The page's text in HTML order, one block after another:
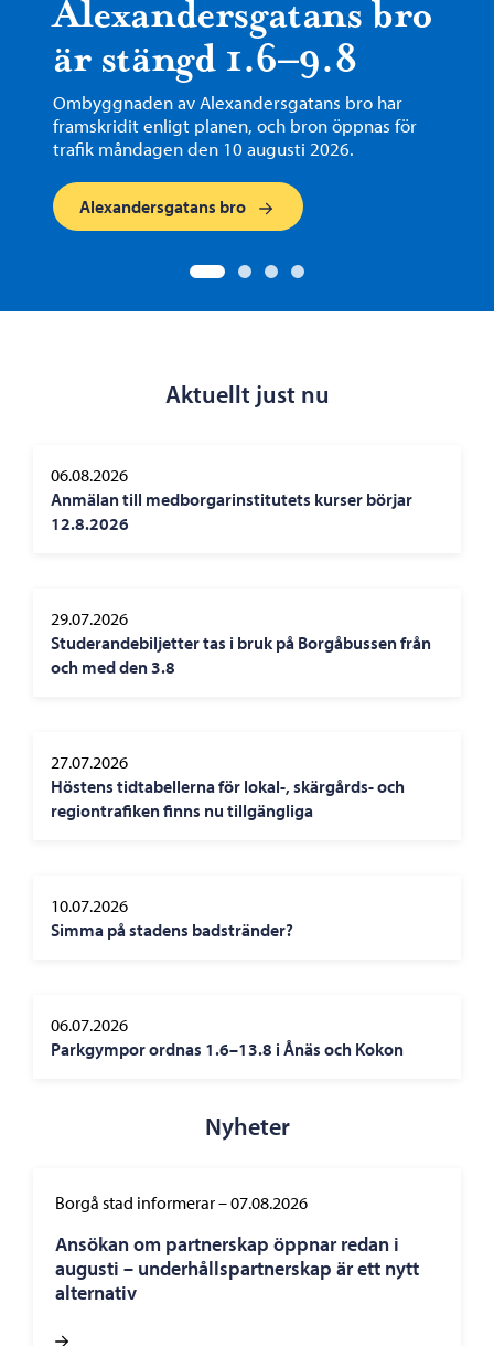
Alexandersgatans bro
är stängd 1.6–9.8
Ombyggnaden av Alexandersgatans bro har
framskridit enligt planen, och bron öppnas för
trafik måndagen den 10 augusti 2026.
Alexandersgatans bro
Gå till bild 1Gå till bild 2
Gå till bild 3
Gå till bild 4
Aktuellt just nu
06.08.2026
Anmälan till medborgarinstitutets kurser börjar
12.8.2026
29.07.2026
Studerandebiljetter tas i bruk på Borgåbussen från
och med den 3.8
27.07.2026
Höstens tidtabellerna för lokal-, skärgårds- och
regiontrafiken finns nu tillgängliga
10.07.2026
Simma på stadens badstränder?
06.07.2026
Parkgympor ordnas 1.6–13.8 i Ånäs och Kokon
Nyheter
Borgå stad informerar–07.08.2026
Ansökan om partnerskap öppnar redan i
augusti – underhållspartnerskap är ett nytt
alternativ